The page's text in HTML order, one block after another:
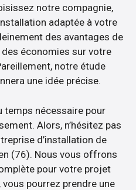
notre compagnie,
adaptée à votre
des avantages de
des économies sur votre
notre étude
une idée précise.
temps nécessaire pour
Alors, n’hésitez pas
d’installation de
(76). Nous vous offrons
pour votre projet
pourrez prendre une